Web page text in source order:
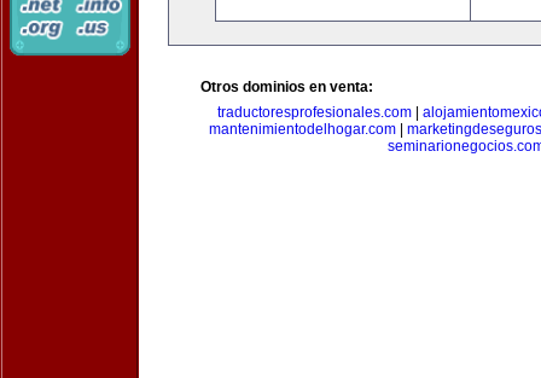
Otros dominios en venta:
traductoresprofesionales.com|
mantenimientodelhogar.com|